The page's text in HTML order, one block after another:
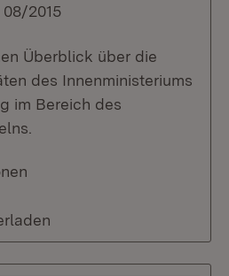
2015
Überblick über die
des Innenministeriums
im Bereich des